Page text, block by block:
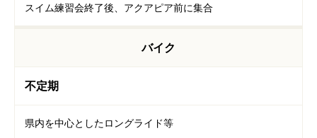
スイム練習会終了後、アクアピア前に集合
バイク
不定期
県内を中心としたロングライド等